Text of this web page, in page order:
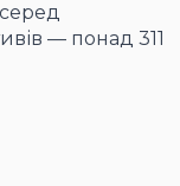
— понад 311